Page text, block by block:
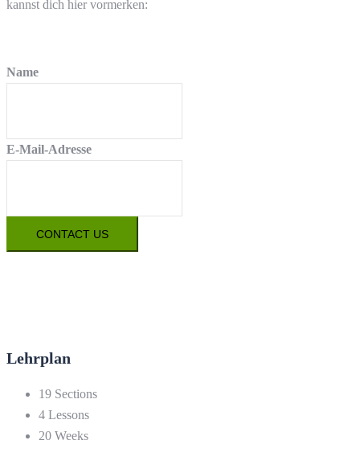
kannst dich hier vormerken:
Name
E-Mail-Adresse
CONTACT US
Lehrplan
19 Sections
4 Lessons
20 Weeks